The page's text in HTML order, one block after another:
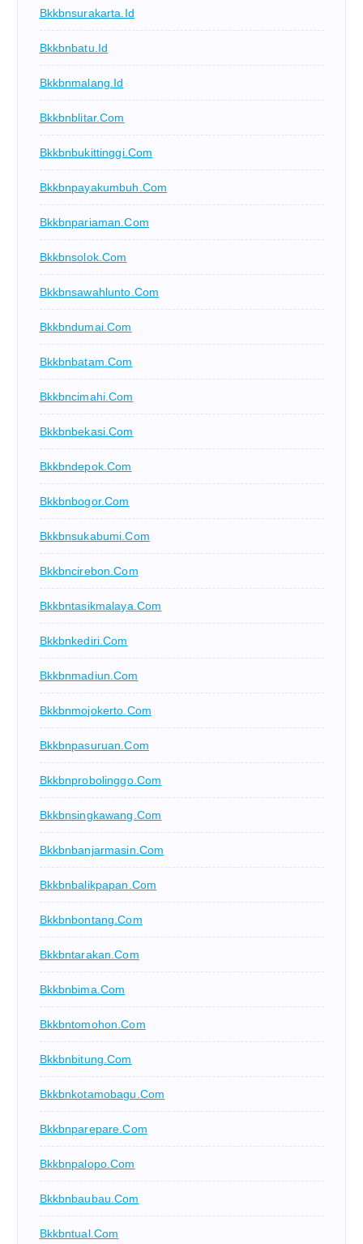
Bkkbnsurakarta.id
Bkkbnbatu.id
Bkkbnmalang.id
Bkkbnblitar.com
Bkkbnbukittinggi.com
Bkkbnpayakumbuh.com
Bkkbnpariaman.com
Bkkbnsolok.com
Bkkbnsawahlunto.com
Bkkbndumai.com
Bkkbnbatam.com
Bkkbncimahi.com
Bkkbnbekasi.com
Bkkbndepok.com
Bkkbnbogor.com
Bkkbnsukabumi.com
Bkkbncirebon.com
Bkkbntasikmalaya.com
Bkkbnkediri.com
Bkkbnmadiun.com
Bkkbnmojokerto.com
Bkkbnpasuruan.com
Bkkbnprobolinggo.com
Bkkbnsingkawang.com
Bkkbnbanjarmasin.com
Bkkbnbalikpapan.com
Bkkbnbontang.com
Bkkbntarakan.com
Bkkbnbima.com
Bkkbntomohon.com
Bkkbnbitung.com
Bkkbnkotamobagu.com
Bkkbnparepare.com
Bkkbnpalopo.com
Bkkbnbaubau.com
Bkkbntual.com